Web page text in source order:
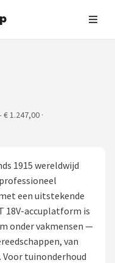
1.247,00 ·
1915 wereldwijd
een uitstekende
18V-accuplatform is
onder vakmensen —
van
tuinonderhoud